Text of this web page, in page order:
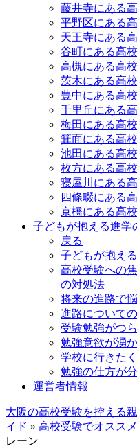
藤井寺にある
平野区にある
天王寺にある
谷町にある高
高槻にある高
茨木にある高
豊中にある高
千里丘にある
梅田にある高
箕面にある高
池田にある高
枚方にある高
寝屋川にある
四條畷にある
京橋にある高
子どもが抱える進学
戻る
子どもが抱え
高校受験への
の対処法
将来の進路で
進路について
受験勉強がつ
勉強意欲が湧
学校に行きた
勉強の仕方が
運営者情報
大阪の高校受験を控える
イド » 高校受験でオスス
レーン